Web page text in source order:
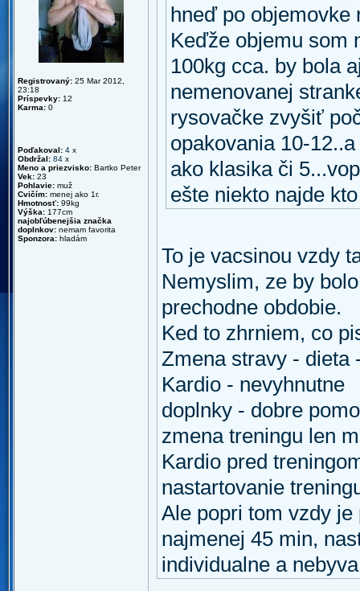
Registrovaný: 25 Mar 2012,
23:18
Príspevky: 12
Karma: 0
Poďakoval: 4 x
Obdržal: 84 x
Meno a priezvisko: Bartko Peter
Vek: 23
Pohlavie: muž
Cvičím: menej ako 1r.
Hmotnosť: 99kg
Výška: 177cm
najobľúbenejšia značka
doplnkov: nemam favorita
Sponzora: hladám
hneď po objemovke
Keďže objemu som
100kg cca. by bola
nemenovanej
rysovačke zvyšiť
opakovania 10-
ako klasika či
ešte niekto najde
To je vacsinou vzdy
Nemyslim, ze by
prechodne obdobie.
Ked to zhrniem, co
Zmena stravy - dieta
Kardio - nevyhnutne
doplnky - dobre
zmena treningu len
Kardio pred
nastartovanie
Ale popri tom vzdy
najmenej 45 min,
individualne a